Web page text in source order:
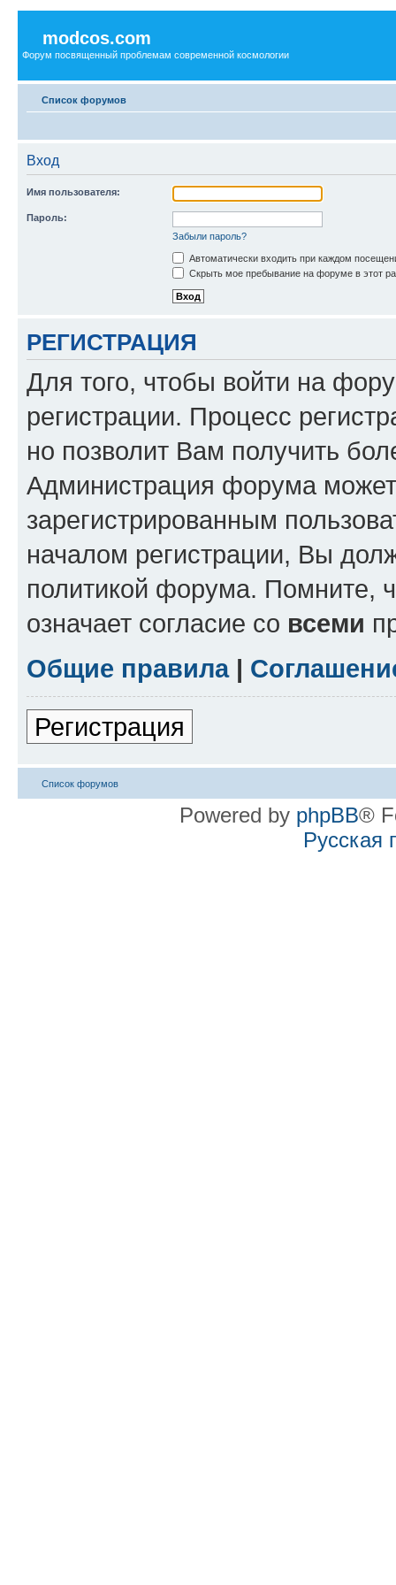
modcos.com
Форум посвященный проблемам современной космологии
Список форумов
Вход
Имя пользователя:
Пароль:
Забыли пароль?
Автоматически входить при каждом
Скрыть мое пребывание на форуме в этот
РЕГИСТРАЦИЯ
Для того, чтобы войти на
регистрации. Процесс
но позволит Вам получить
Администрация форума может
зарегистрированным
началом регистрации, Вы
политикой форума. Помните,
означает согласие со всеми
Общие правила|
Регистрация
Список форумов
Powered by phpBB®
Русская